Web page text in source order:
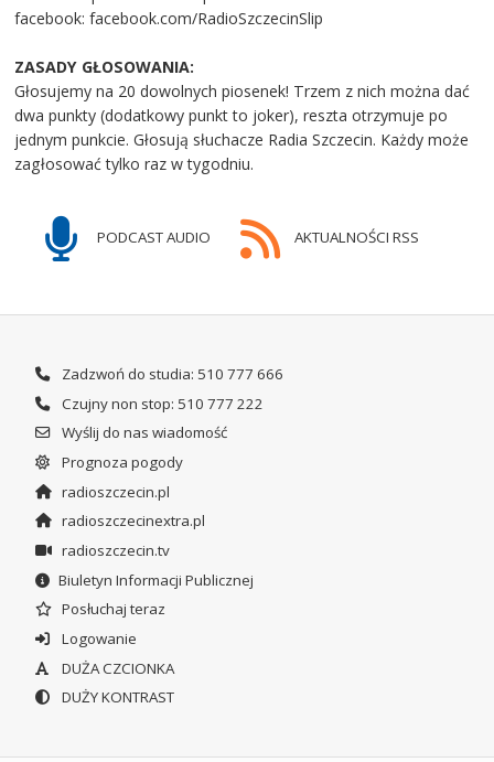
facebook: facebook.com/RadioSzczecinSlip
ZASADY GŁOSOWANIA:
Głosujemy na 20 dowolnych piosenek! Trzem z nich można dać
dwa punkty (dodatkowy punkt to joker), reszta otrzymuje po
jednym punkcie. Głosują słuchacze Radia Szczecin. Każdy może
zagłosować tylko raz w tygodniu.
PODCAST AUDIO AKTUALNOŚCI RSS
Zadzwoń do studia: 510 777 666
Czujny non stop: 510 777 222
Wyślij do nas wiadomość
Prognoza pogody
radioszczecin.pl
radioszczecinextra.pl
radioszczecin.tv
Biuletyn Informacji Publicznej
Posłuchaj teraz
Logowanie
DUŻA CZCIONKA
DUŻY KONTRAST